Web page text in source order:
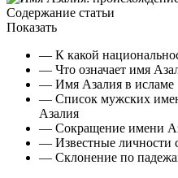
Содержание статьи
Показать
— К какой
— Что означает имя
— Имя Азалия в исламе
— Список мужских
Азалия
— Сокращение имени
— Известные личности
— Склонение по